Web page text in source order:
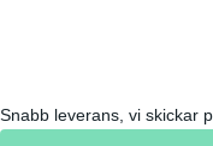
Snabb leverans, vi skickar